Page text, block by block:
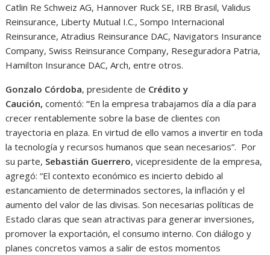
Catlin Re Schweiz AG, Hannover Ruck SE, IRB Brasil, Validus
Reinsurance, Liberty Mutual I.C., Sompo Internacional
Reinsurance, Atradius Reinsurance DAC, Navigators Insurance
Company, Swiss Reinsurance Company, Reseguradora Patria,
Hamilton Insurance DAC, Arch, entre otros.
Gonzalo Córdoba, presidente de Crédito y
Caución, comentó: “En la empresa trabajamos día a día para
crecer rentablemente sobre la base de clientes con
trayectoria en plaza. En virtud de ello vamos a invertir en toda
la tecnología y recursos humanos que sean necesarios”. Por
su parte, Sebastián Guerrero, vicepresidente de la empresa,
agregó: “El contexto económico es incierto debido al
estancamiento de determinados sectores, la inflación y el
aumento del valor de las divisas. Son necesarias políticas de
Estado claras que sean atractivas para generar inversiones,
promover la exportación, el consumo interno. Con diálogo y
planes concretos vamos a salir de estos momentos